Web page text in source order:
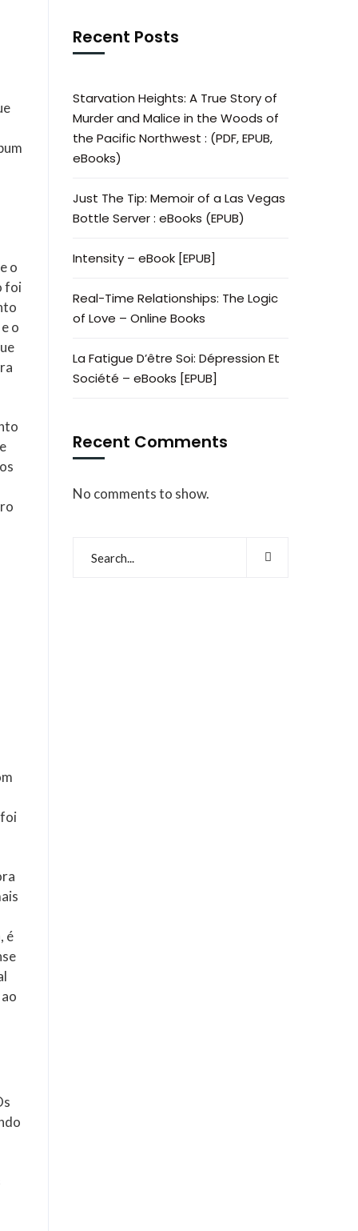
o
foi
o
é
Recent Posts
Starvation Heights: A True Story of
Murder and Malice in the Woods of
the Pacific Northwest : (PDF, EPUB,
eBooks)
Just The Tip: Memoir of a Las Vegas
Bottle Server : eBooks (EPUB)
Intensity – eBook [EPUB]
Real-Time Relationships: The Logic
of Love – Online Books
La Fatigue D’être Soi: Dépression Et
Société – eBooks [EPUB]
Recent Comments
No comments to show.